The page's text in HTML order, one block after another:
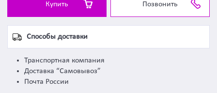
Купить Позвонить
Способы доставки
Транспортная компания
Доставка “Самовывоз”
Почта России